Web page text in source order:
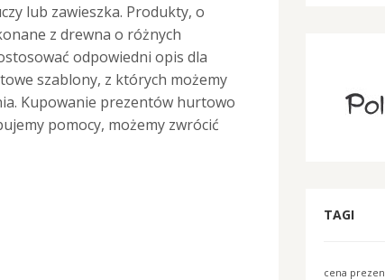
lub zawieszka. Produkty, o
z drewna o różnych
odpowiedni opis dla
szablony, z których możemy
Kupowanie prezentów hurtowo
pomocy, możemy zwrócić
TAGI
cena